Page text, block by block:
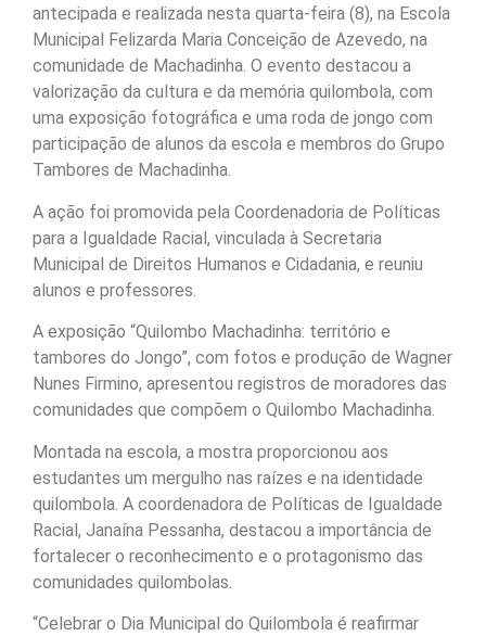
antecipada e realizada nesta quarta-feira (8), na Escola
Municipal Felizarda Maria Conceição de Azevedo, na
comunidade de Machadinha. O evento destacou a
valorização da cultura e da memória quilombola, com
uma exposição fotográfica e uma roda de jongo com
participação de alunos da escola e membros do Grupo
Tambores de Machadinha.
A ação foi promovida pela Coordenadoria de Políticas
para a Igualdade Racial, vinculada à Secretaria
Municipal de Direitos Humanos e Cidadania, e reuniu
alunos e professores.
A exposição “Quilombo Machadinha: território e
tambores do Jongo”, com fotos e produção de Wagner
Nunes Firmino, apresentou registros de moradores das
comunidades que compõem o Quilombo Machadinha.
Montada na escola, a mostra proporcionou aos
estudantes um mergulho nas raízes e na identidade
quilombola. A coordenadora de Políticas de Igualdade
Racial, Janaína Pessanha, destacou a importância de
fortalecer o reconhecimento e o protagonismo das
comunidades quilombolas.
“Celebrar o Dia Municipal do Quilombola é reafirmar